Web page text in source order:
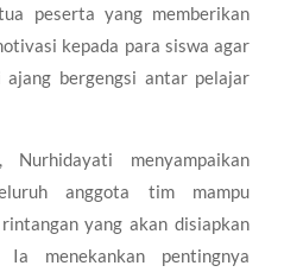
peserta yang memberikan
kepada para siswa agar
bergengsi antar pelajar
Nurhidayati menyampaikan
anggota tim mampu
yang akan disiapkan
menekankan pentingnya